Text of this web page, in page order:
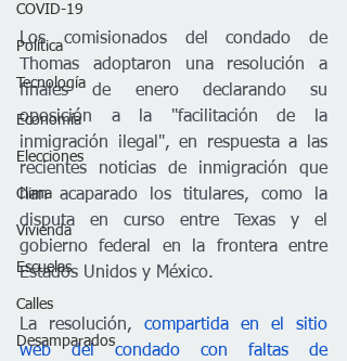
COVID-19
Política
Tecnología
Economía
Elecciones
Clima
Vivienda
Escuelas
Calles
Desamparados
Los comisionados del condado de
Thomas adoptaron una resolución a
finales de enero declarando su
oposición a la "facilitación de la
inmigración ilegal", en respuesta a las
recientes noticias de inmigración que
han acaparado los titulares, como la
disputa en curso entre Texas y el
gobierno federal en la frontera entre
Estados Unidos y México.
La resolución, compartida en el sitio
web del condado con faltas de